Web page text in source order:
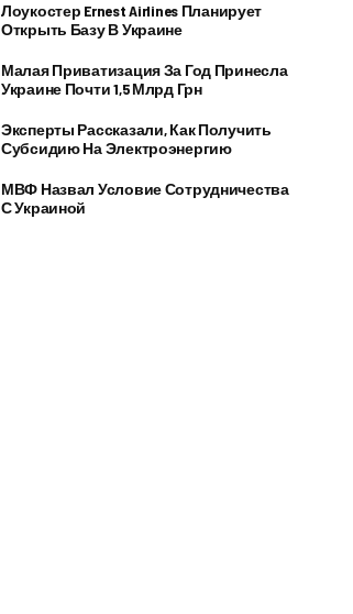
Лоукостер Ernest Airlines Планирует
Открыть Базу В Украине
Малая Приватизация За Год Принесла
Украине Почти 1,5 Млрд Грн
Эксперты Рассказали, Как Получить
Субсидию На Электроэнергию
МВФ Назвал Условие Сотрудничества
С Украиной